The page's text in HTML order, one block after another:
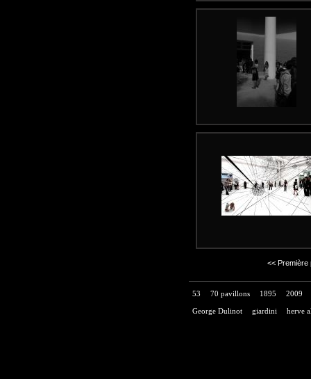
<< Première
53 70 pavillons 1895 2009
George Dulinot giardini herve